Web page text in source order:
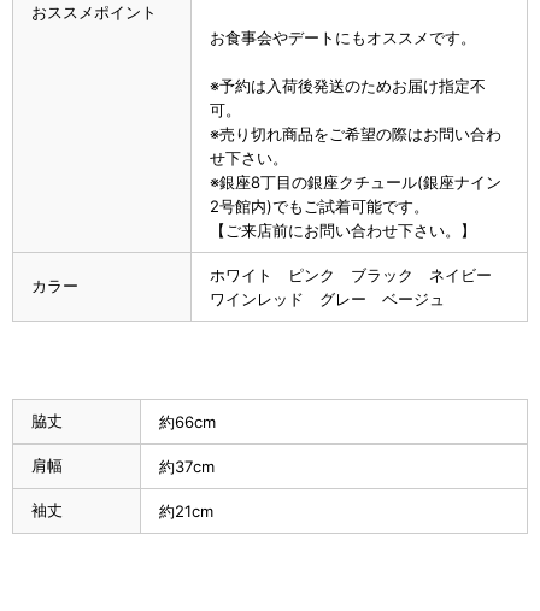
おススメポイント
お食事会やデートにもオススメです。
※予約は入荷後発送のためお届け指定不
可。
※売り切れ商品をご希望の際はお問い合わ
せ下さい。
※銀座8丁目の銀座クチュール(銀座ナイン
2号館内)でもご試着可能です。
【ご来店前にお問い合わせ下さい。】
カラー
ホワイト ピンク ブラック ネイビー
ワインレッド グレー ベージュ
脇丈 約66cm
肩幅 約37cm
袖丈 約21cm